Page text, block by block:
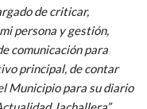
de criticar,
persona y gestión,
comunicación para
principal, de contar
Municipio para su diario